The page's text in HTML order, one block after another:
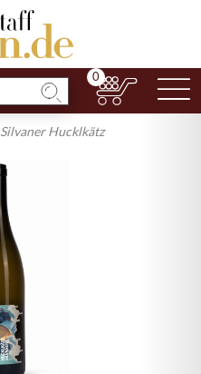
0
Silvaner Hucklkätz